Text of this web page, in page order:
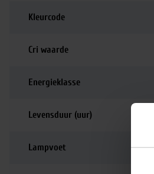
Kleurcode
Cri waarde
Energieklasse
Levensduur (uur)
Lampvoet